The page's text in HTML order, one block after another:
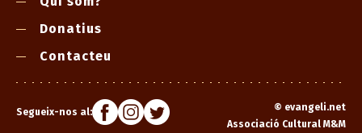
Donatius
Contacteu
Segueix-nos al: © evangeli.net
Associació Cultural M&M